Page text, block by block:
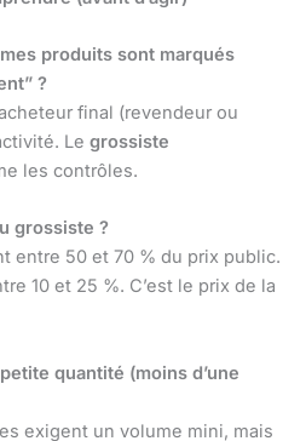
produits sont marqués
?
final (revendeur ou
Le grossiste
les contrôles.
grossiste ?
entre 50 et 70 % du prix public.
10 et 25 %. C’est le prix de la
quantité (moins d’une
exigent un volume mini, mais